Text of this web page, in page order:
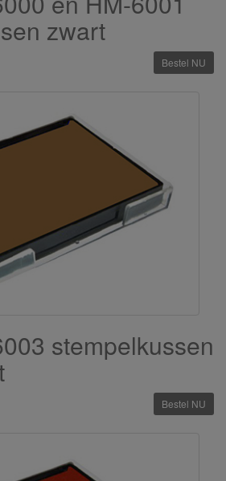
zwart
Bestel NU
stempelkussen
Bestel NU